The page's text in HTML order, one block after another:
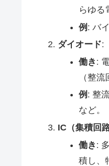
らゆる
例 : バ
ダイオード:
働き :
（整
例 : 整
など。
IC（集積回路
働き :
積し、